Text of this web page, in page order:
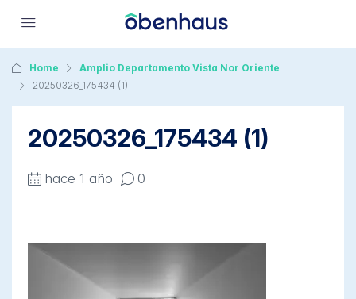
Home
Amplio Departamento Vista Nor Oriente
20250326_175434 (1)
20250326_175434 (1)
hace 1 año 0